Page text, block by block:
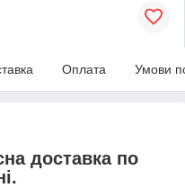
Оплата Умови
доставка по